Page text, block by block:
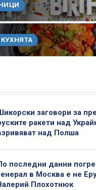
заговори за
ракети над
над Полша
последни данни
в Москва е не
Плохотнюк